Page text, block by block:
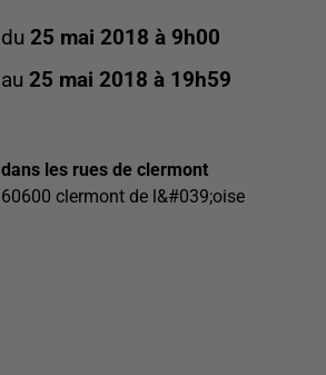
du 25 mai 2018 à 9h00
au 25 mai 2018 à 19h59
dans les rues de clermont
60600 clermont de l&#039;oise